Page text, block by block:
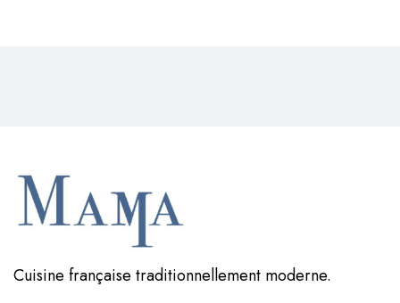
Cuisine française traditionnellement moderne.